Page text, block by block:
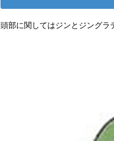
頭部に関してはジンとジングラ